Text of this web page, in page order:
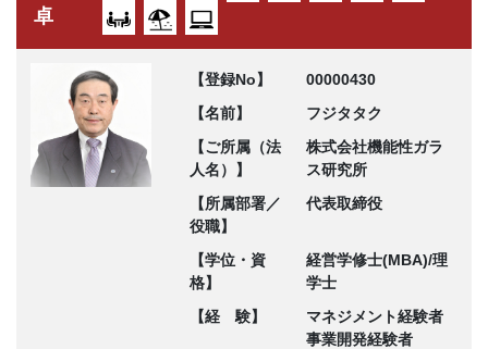
卓
【登録No】
00000430
【名前】
フジタタク
【ご所属（法
人名）】
株式会社機能性ガラ
ス研究所
【所属部署／
役職】
代表取締役
【学位・資
格】
経営学修士(MBA)/理
学士
【経 験】
マネジメント経験者
事業開発経験者